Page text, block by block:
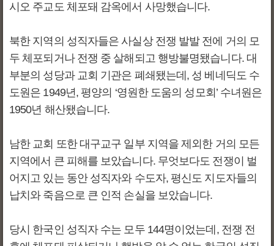
시오 주교도 체포돼 감옥에서 사망했습니다.
북한 지역의 성직자들은 사실상 전쟁 발발 전에 거의 모
두 체포되거나 전쟁 중 살해되고 행방불명됐습니다. 대
부분의 성당과 교회 기관은 폐쇄됐는데, 성 베네딕도 수
도원은 1949년, 평양의 ‘영원한 도움의 성모회’ 수녀원은
1950년 해산됐습니다.
남한 교회 또한 대구교구 일부 지역을 제외한 거의 모든
지역에서 큰 피해를 보았습니다. 무엇보다도 전쟁이 벌
어지고 있는 동안 성직자와 수도자, 평신도 지도자들의
납치와 죽음으로 큰 인적 손실을 보았습니다.
당시 한국인 성직자 수는 모두 144명이었는데, 전쟁 전